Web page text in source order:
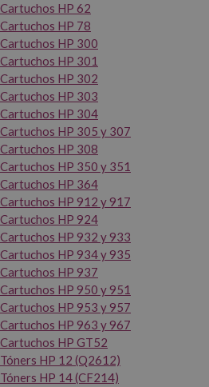
Cartuchos HP 62
Cartuchos HP 78
Cartuchos HP 300
Cartuchos HP 301
Cartuchos HP 302
Cartuchos HP 303
Cartuchos HP 304
Cartuchos HP 305 y 307
Cartuchos HP 308
Cartuchos HP 350 y 351
Cartuchos HP 364
Cartuchos HP 912 y 917
Cartuchos HP 924
Cartuchos HP 932 y 933
Cartuchos HP 934 y 935
Cartuchos HP 937
Cartuchos HP 950 y 951
Cartuchos HP 953 y 957
Cartuchos HP 963 y 967
Cartuchos HP GT52
Tóners HP 12 (Q2612)
Tóners HP 14 (CF214)